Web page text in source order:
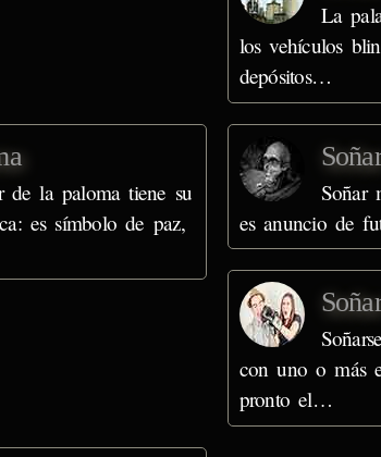
La
los vehículos
depósitos…
de la paloma tiene su
es símbolo de paz,
Soñar
es anuncio de
con uno o más
pronto el…